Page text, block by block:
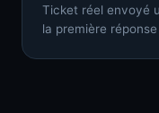
Ticket réel envoyé
la première